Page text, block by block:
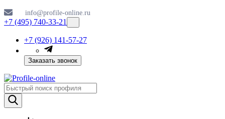
info@profile-online.ru
+7 (495) 740-33-21
+7 (926) 141-57-27
Заказать звонок